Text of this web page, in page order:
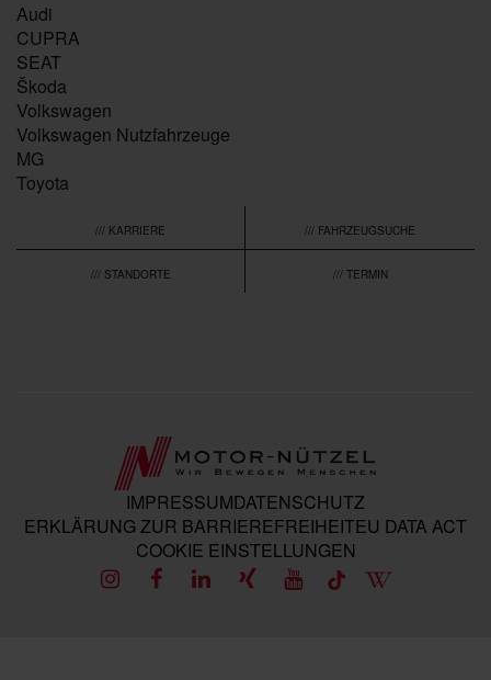
Audi
CUPRA
SEAT
Škoda
Volkswagen
Volkswagen Nutzfahrzeuge
MG
Toyota
/// KARRIERE /// FAHRZEUGSUCHE
/// STANDORTE /// TERMIN
IMPRESSUMDATENSCHUTZ
ERKLÄRUNG ZUR BARRIEREFREIHEITEU DATA ACT
COOKIE EINSTELLUNGEN